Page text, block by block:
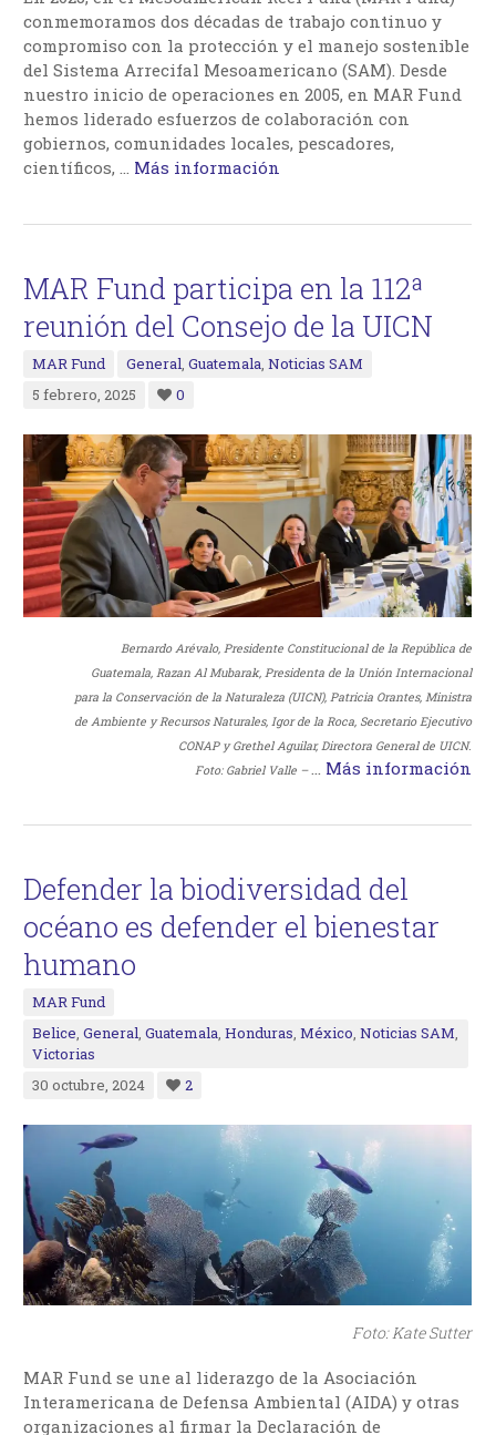
conmemoramos dos décadas de trabajo continuo y
compromiso con la protección y el manejo sostenible
del Sistema Arrecifal Mesoamericano (SAM). Desde
nuestro inicio de operaciones en 2005, en MAR Fund
hemos liderado esfuerzos de colaboración con
gobiernos, comunidades locales, pescadores,
científicos, … Más información
MAR Fund participa en la 112ª
reunión del Consejo de la UICN
MAR Fund General,Guatemala,Noticias SAM
5 febrero, 2025
0
Bernardo Arévalo, Presidente Constitucional de la República de
Guatemala, Razan Al Mubarak, Presidenta de la Unión Internacional
para la Conservación de la Naturaleza (UICN), Patricia Orantes, Ministra
de Ambiente y Recursos Naturales, Igor de la Roca, Secretario Ejecutivo
CONAP y Grethel Aguilar, Directora General de UICN.
Foto: Gabriel Valle –
Más información
Defender la biodiversidad del
océano es defender el bienestar
humano
MAR Fund
Belice,General,Guatemala,Honduras,México,Noticias SAM,
Victorias
30 octubre, 2024
2
Foto: Kate Sutter
MAR Fund se une al liderazgo de la Asociación
Interamericana de Defensa Ambiental (AIDA) y otras
organizaciones al firmar la Declaración de